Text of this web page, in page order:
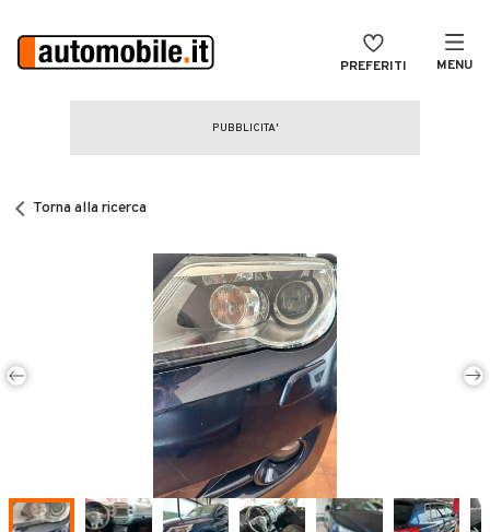
PREFERITI MENU
CERCA
Auto Nuove
Noleggio a lungo termine
Auto d'epoca
Veicoli Commerciali
Torna alla ricerca